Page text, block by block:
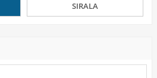
SIRALA